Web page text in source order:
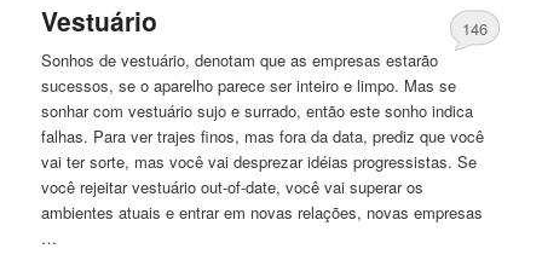
Vestuário
146
Sonhos de vestuário, denotamque as empresas estarão
sucessos, se o aparelho parece ser inteiro e limpo. Mas se
sonhar com vestuário sujo e surrado, então este sonho indica
falhas. Para ver trajes finos, mas fora da data, predizque você
vai ter sorte, mas vocêvai desprezar idéias progressistas. Se
você rejeitar vestuário out-of-date, vocêvai superar os
ambientes atuais e entrar em novas relações, novas empresas
…